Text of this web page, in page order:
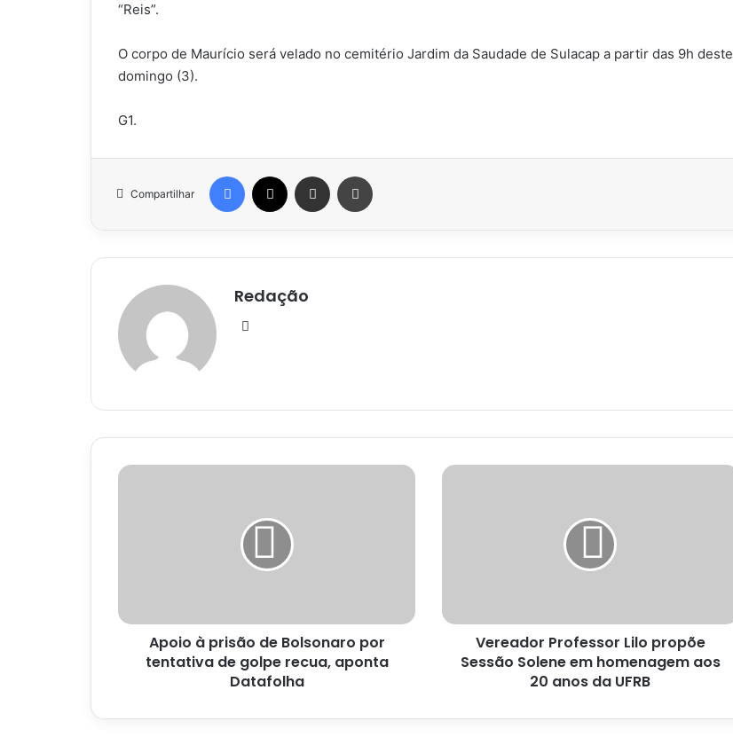
“Reis”.
O corpo de Maurício será velado no cemitério Jardim da Saudade de Sulacap a partir das 9h deste
domingo (3).
G1.
Compartilhar
Facebook Compartilhar via e-mail
Redação
Apoio
golpe
recua,
aponta
Apoio à prisão de Bolsonaro por
tentativa de golpe recua, aponta
Datafolha
Vereador
aos
anos
Vereador Professor Lilo propõe
Sessão Solene em homenagem aos
20 anos da UFRB